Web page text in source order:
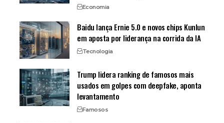
Economia
Baidu lança Ernie 5.0 e novos chips Kunlun
em aposta por liderança na corrida da IA
Tecnologia
Trump lidera ranking de famosos mais
usados em golpes com deepfake, aponta
levantamento
Famosos